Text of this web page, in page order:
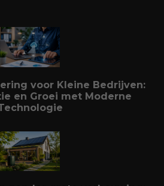
voor Kleine Bedrijven:
en Groei met Moderne